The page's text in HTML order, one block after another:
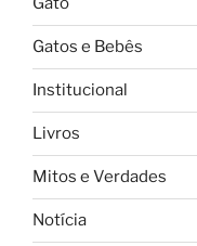
Gatos e Bebês
Institucional
Livros
Mitos e Verdades
Notícia